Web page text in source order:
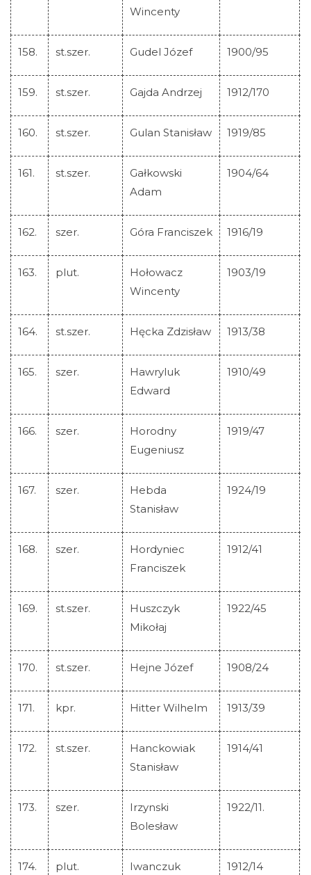
Wincenty
158. st.szer. Gudel Józef 1900/95
159. st.szer. Gajda Andrzej 1912/170
160. st.szer. Gulan Stanisław 1919/85
161. st.szer.
Gałkowski
Adam
1904/64
162. szer. Góra Franciszek 1916/19
163. plut.
Hołowacz
Wincenty
1903/19
164. st.szer. Hęcka Zdzisław 1913/38
165. szer.
Hawryluk
Edward
1910/49
166. szer.
Horodny
Eugeniusz
1919/47
167. szer.
Hebda
Stanisław
1924/19
168. szer.
Hordyniec
Franciszek
1912/41
169. st.szer.
Huszczyk
Mikołaj
1922/45
170. st.szer. Hejne Józef 1908/24
171. kpr. Hitter Wilhelm 1913/39
172. st.szer.
Hanckowiak
Stanisław
1914/41
173. szer.
Irzynski
Bolesław
1922/11.
174. plut. Iwanczuk 1912/14